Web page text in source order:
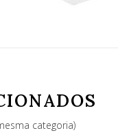
categoria)